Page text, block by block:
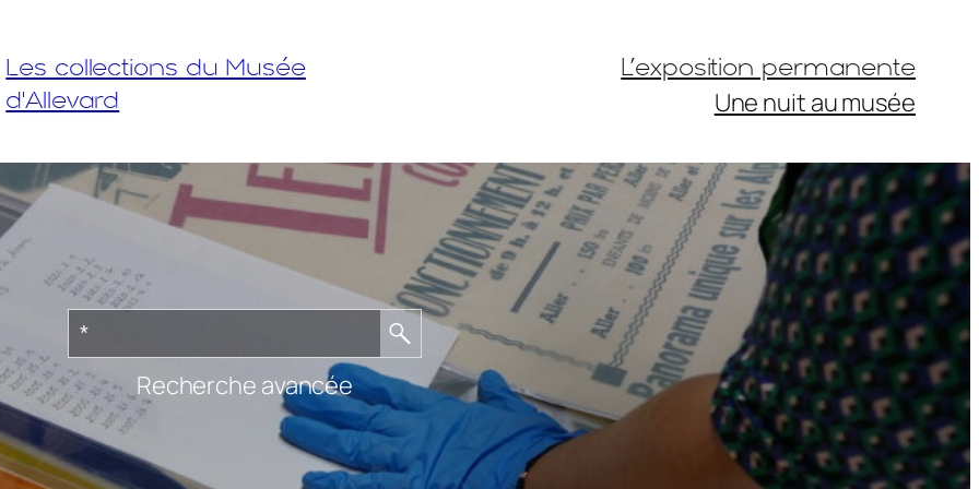
Les collections du Musée
d'Allevard
L’exposition permanente
Une nuit au musée
Recherche avancée